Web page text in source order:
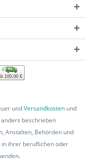
100,00 €
undVersandkostenund
beschrieben
Anstalten, Behörden und
ihrer beruflichen oder